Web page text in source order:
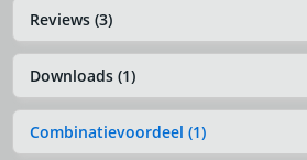
Reviews (3)
Downloads (1)
Combinatievoordeel (1)